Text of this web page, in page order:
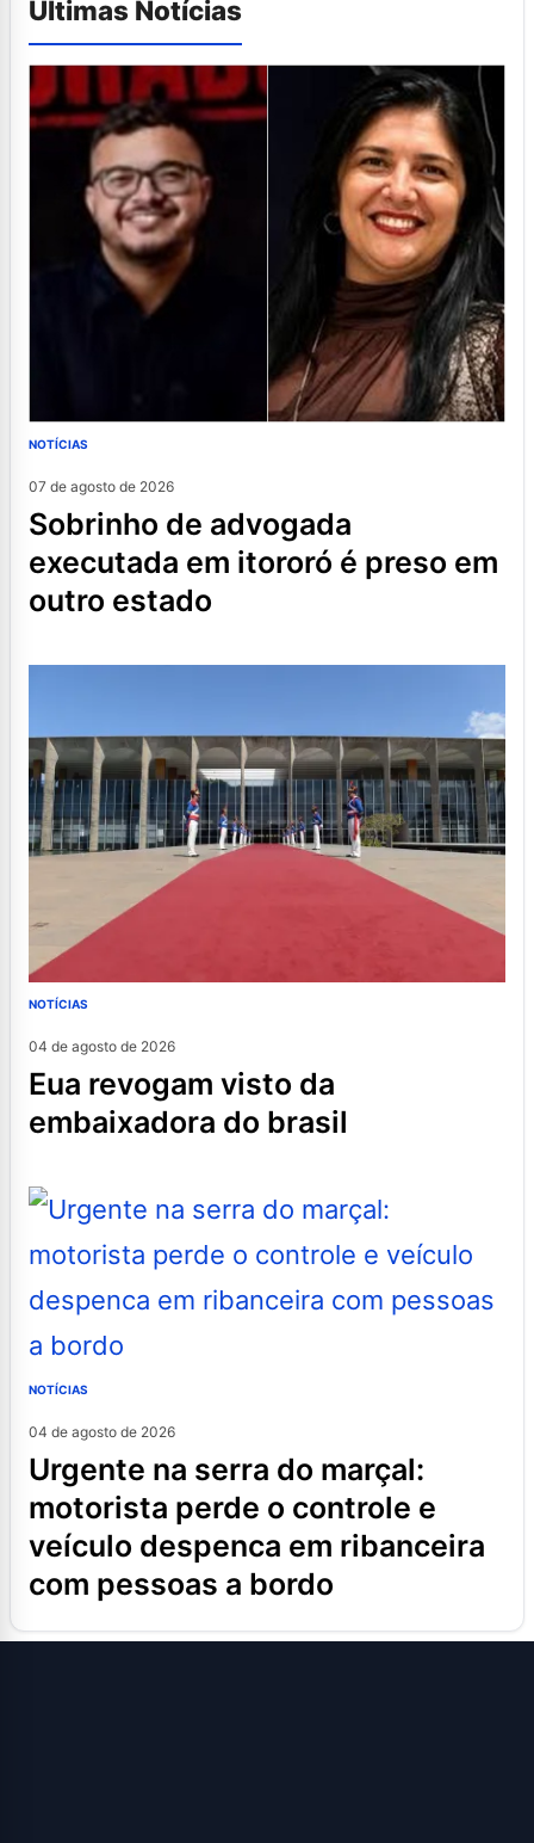
Últimas Notícias
NOTÍCIAS
07 de agosto de 2026
sobrinho de advogada
executada em itororó é preso em
outro estado
NOTÍCIAS
04 de agosto de 2026
eua revogam visto da
embaixadora do brasil
NOTÍCIAS
04 de agosto de 2026
urgente na serra do marçal:
motorista perde o controle e
veículo despenca em ribanceira
com pessoas a bordo